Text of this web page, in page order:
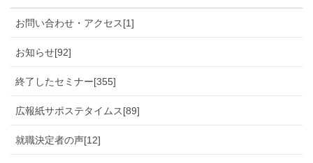
お問い合わせ・アクセス[1]
お知らせ[92]
終了したセミナー[355]
広報紙サポステタイムス[89]
就職決定者の声[12]